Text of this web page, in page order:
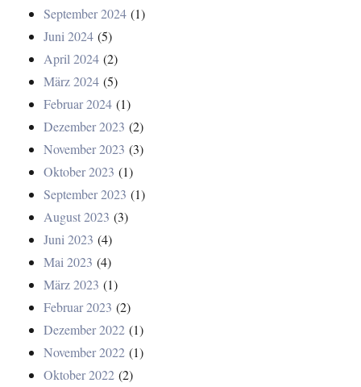
September 2024 (1)
Juni 2024 (5)
April 2024 (2)
März 2024 (5)
Februar 2024 (1)
Dezember 2023 (2)
November 2023 (3)
Oktober 2023 (1)
September 2023 (1)
August 2023 (3)
Juni 2023 (4)
Mai 2023 (4)
März 2023 (1)
Februar 2023 (2)
Dezember 2022 (1)
November 2022 (1)
Oktober 2022 (2)